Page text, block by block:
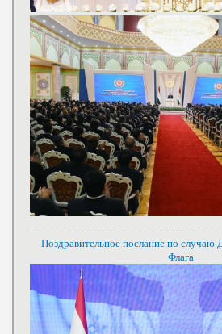
Поздравительное послание по случаю
Флага